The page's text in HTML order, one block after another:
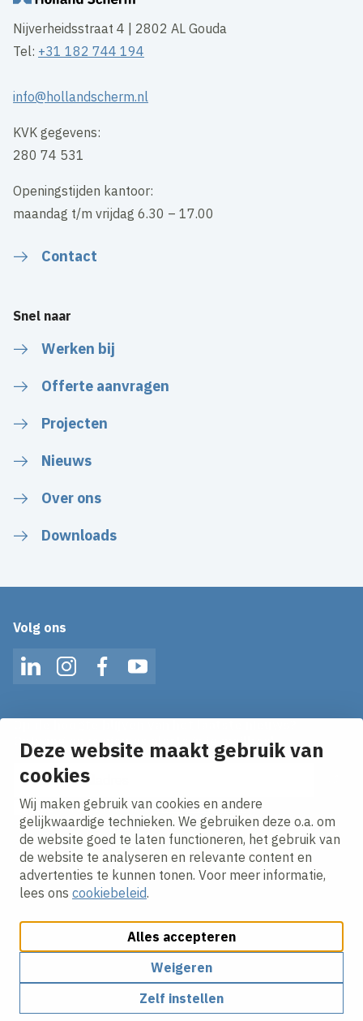
Deze website maakt gebruik van
cookies
Wij maken gebruik van cookies en andere
gelijkwaardige technieken. We gebruiken deze o.a. om
de website goed te laten functioneren, het gebruik van
de website te analyseren en relevante content en
advertenties te kunnen tonen. Voor meer informatie,
lees ons cookiebeleid.
Alles accepteren
Weigeren
Zelf instellen
Nijverheidsstraat 4 | 2802 AL Gouda
Tel: +31 182 744 194
info@hollandscherm.nl
KVK gegevens:
280 74 531
Openingstijden kantoor:
maandag t/m vrijdag 6.30 – 17.00
Contact
Snel naar
Werken bij
Offerte aanvragen
Projecten
Nieuws
Over ons
Downloads
Volg ons
LinkedInInstagramFacebookYouTube
Ontvang onze nieuws alerts in je mailbox!
E-mailadres
Ik ga akkoord met hetprivacy statement.
Cookies aanpassenCookie beleidPrivacy policy